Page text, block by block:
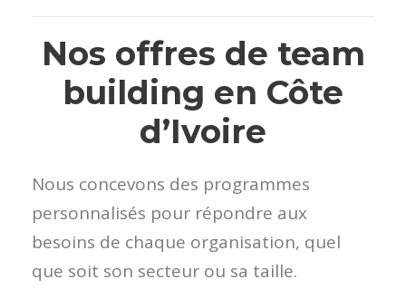
Nos offres de team
building en Côte
d’Ivoire
Nous concevons des programmes
personnalisés pour répondre aux
besoins de chaque organisation, quel
que soit son secteur ou sa taille.